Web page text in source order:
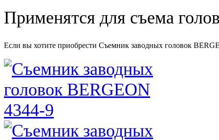
Применятся для съема
Если вы хотите приобрести Съемник заводных головок